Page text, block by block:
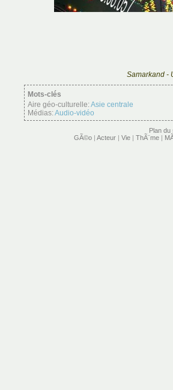
Samarkand -
Mots-clés
Aire géo-culturelle:Asie centrale
Médias:Audio-vidéo
Plan du
GÃ©o | Acteur | Vie | ThÃ¨me |